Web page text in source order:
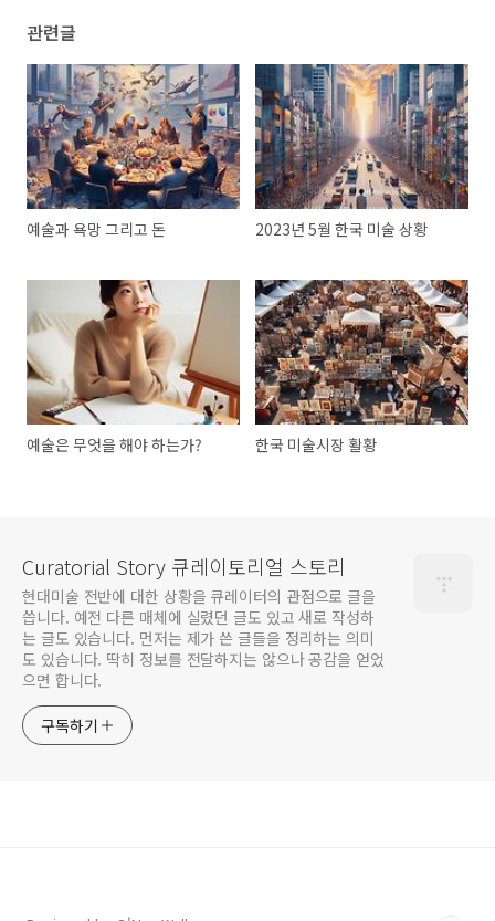
관련글
예술과 욕망 그리고 돈 2023년 5월 한국 미술 상황
예술은 무엇을 해야 하는가? 한국 미술시장 활황
Curatorial Story 큐레이토리얼 스토리
현대미술 전반에 대한 상황을 큐레이터의 관점으로 글을
씁니다. 예전 다른 매체에 실렸던 글도 있고 새로 작성하
는 글도 있습니다. 먼저는 제가 쓴 글들을 정리하는 의미
도 있습니다. 딱히 정보를 전달하지는 않으나 공감을 얻었
으면 합니다.
구독하기